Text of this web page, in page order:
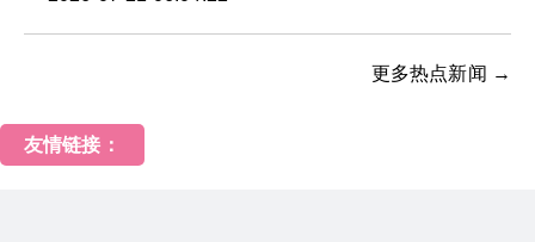
更多热点新闻 →
友情链接：